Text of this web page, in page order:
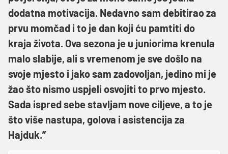
dodatna motivacija. Nedavno sam debitirao za
prvu momčad i to je dan koji ću pamtiti do
kraja života. Ova sezona je u juniorima krenula
malo slabije, ali s vremenom je sve došlo na
svoje mjesto i jako sam zadovoljan, jedino mi je
žao što nismo uspjeli osvojiti to prvo mjesto.
Sada ispred sebe stavljam nove ciljeve, a to je
što više nastupa, golova i asistencija za
Hajduk.”